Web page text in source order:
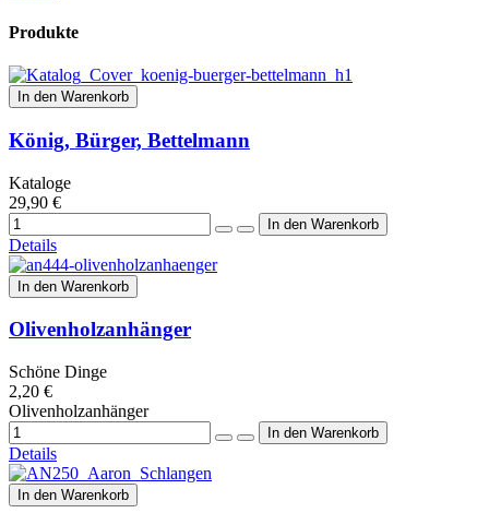
Produkte
In den Warenkorb
König, Bürger, Bettelmann
Kataloge
29,90 €
Details
In den Warenkorb
Olivenholzanhänger
Schöne Dinge
2,20 €
Olivenholzanhänger
Details
In den Warenkorb